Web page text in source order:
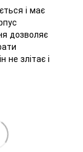
і має
дозволяє
злітає і